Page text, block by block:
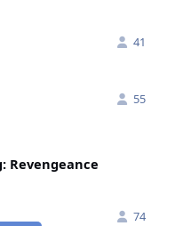
41
55
Revengeance
74